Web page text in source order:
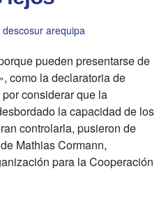
descosur arequipa
pueden presentarse de
como la declaratoria de
considerar que la
la capacidad de los
controlarla, pusieron de
Mathias Cormann,
para la Cooperación